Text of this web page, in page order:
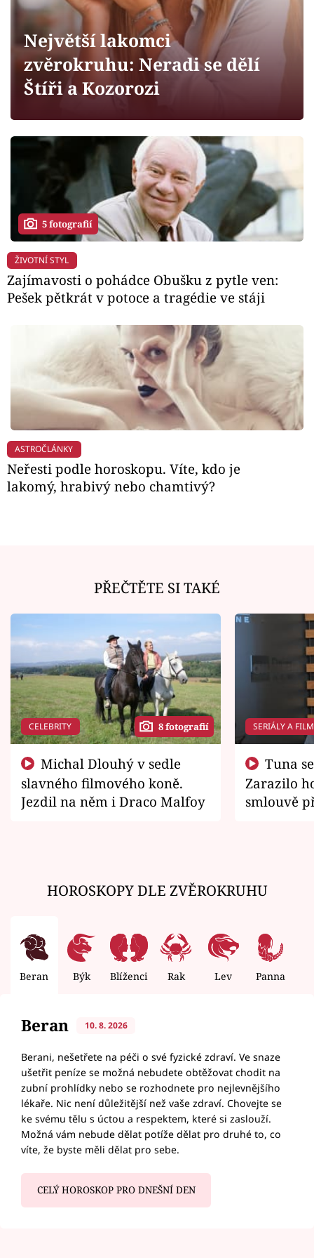
Sledujte prima+
Filmový festival Karlovy Vary
Mámy sobě
Přihlášení
Sledujte nás
Největší lakomci
zvěrokruhu: Neradi se dělí
Štíři a Kozorozi
5 fotografií
ŽIVOTNÍ STYL
Zajímavosti o pohádce Obušku z pytle ven:
Pešek pětkrát v potoce a tragédie ve stáji
ASTROČLÁNKY
Neřesti podle horoskopu. Víte, kdo je
lakomý, hrabivý nebo chamtivý?
PŘEČTĚTE SI TAKÉ
CELEBRITY 8 fotografií
slavného filmového koně.
Jezdil na něm i Draco Malfoy
SERIÁLY A
Zarazilo
smlouvě
HOROSKOPY DLE ZVĚROKRUHU
Beran Býk Blíženci Rak Lev Panna
Beran 10. 8. 2026
Berani, nešetřete na péči o své fyzické zdraví. Ve snaze
ušetřit peníze se možná nebudete obtěžovat chodit na
zubní prohlídky nebo se rozhodnete pro nejlevnějšího
lékaře. Nic není důležitější než vaše zdraví. Chovejte se
ke svému tělu s úctou a respektem, které si zaslouží.
Možná vám nebude dělat potíže dělat pro druhé to, co
víte, že byste měli dělat pro sebe.
CELÝ HOROSKOP PRO DNEŠNÍ DEN